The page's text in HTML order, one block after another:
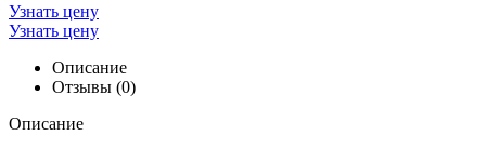
Узнать цену
Узнать цену
Описание
Отзывы (0)
Описание